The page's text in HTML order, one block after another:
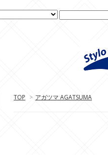
TOP > アガツマ AGATSUMA